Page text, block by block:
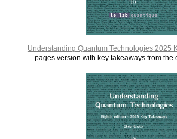
Understanding Quantum Technologies 2025
pages version with key takeaways from the